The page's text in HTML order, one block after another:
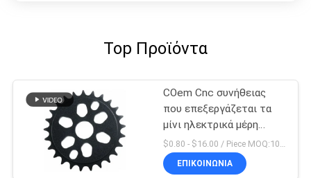
Top Προϊόντα
COem Cnc συνήθειας
που επεξεργάζεται τα
μίνι ηλεκτρικά μέρη
ποδηλάτων ρύπου
μερών στη μηχανή
$0.80 - $16.00 / Piece MOQ:10 κομμάτια
ΕΠΙΚΟΙΝΩΝΊΑ